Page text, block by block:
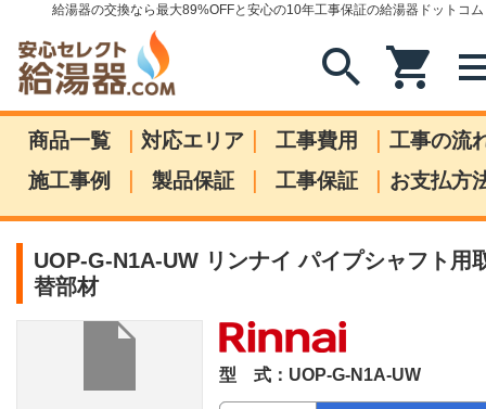
給湯器の交換なら最大89%OFFと安心の10年工事保証の給湯器ドットコム
search shopping_cart
商品一覧 | 対応エリア | 工事費用 | 工事の流
施工事例
| 製品保証 | 工事保証 | お支払方
UOP-G-N1A-UW リンナイ パイプシャフト用
替部材
型 式：UOP-G-N1A-UW